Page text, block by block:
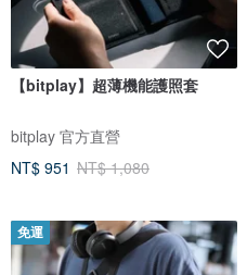
【bitplay】超薄機能護照套
bitplay 官方直營
NT$ 951 NT$ 1,080
免運